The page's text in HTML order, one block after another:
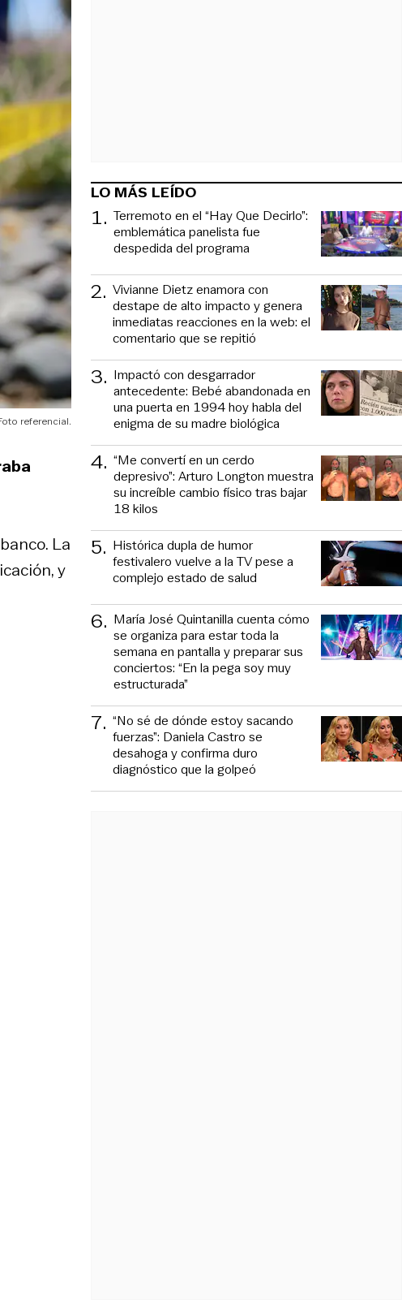
referencial.
La
y
LO MÁS LEÍDO
1. Terremoto en el “Hay Que Decirlo”:
emblemática panelista fue
despedida del programa
2. Vivianne Dietz enamora con
destape de alto impacto y genera
inmediatas reacciones en la web: el
comentario que se repitió
3. Impactó con desgarrador
antecedente: Bebé abandonada en
una puerta en 1994 hoy habla del
enigma de su madre biológica
4. “Me convertí en un cerdo
depresivo”: Arturo Longton muestra
su increíble cambio físico tras bajar
18 kilos
5. Histórica dupla de humor
festivalero vuelve a la TV pese a
complejo estado de salud
6. María José Quintanilla cuenta cómo
se organiza para estar toda la
semana en pantalla y preparar sus
conciertos: “En la pega soy muy
estructurada”
7. “No sé de dónde estoy sacando
fuerzas”: Daniela Castro se
desahoga y confirma duro
diagnóstico que la golpeó